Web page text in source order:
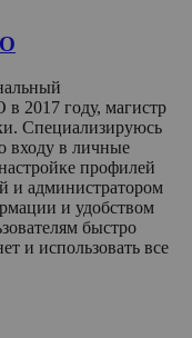
2017 году, магистр
Специализируюсь
входу в личные
профилей
и администратором
и удобством
быстро
и использовать все